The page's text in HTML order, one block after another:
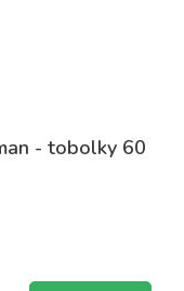
- tobolky 60